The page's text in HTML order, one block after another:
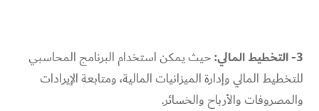
3- التخطيط المالي:
حيث يمكن استخدام البرنامج المحاسبي
للتخطيط المالي وإدارة الميزانيات المالية، ومتابعة الإيرادات
والمصروفات والأرباح والخسائر.